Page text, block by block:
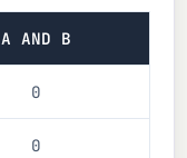
A AND B
0
0